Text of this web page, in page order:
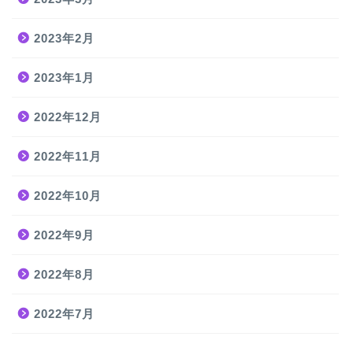
2023年2月
2023年1月
2022年12月
2022年11月
2022年10月
2022年9月
2022年8月
2022年7月